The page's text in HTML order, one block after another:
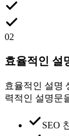
02
효율적인 설
효율적인 설명
력적인 설명문
SEO